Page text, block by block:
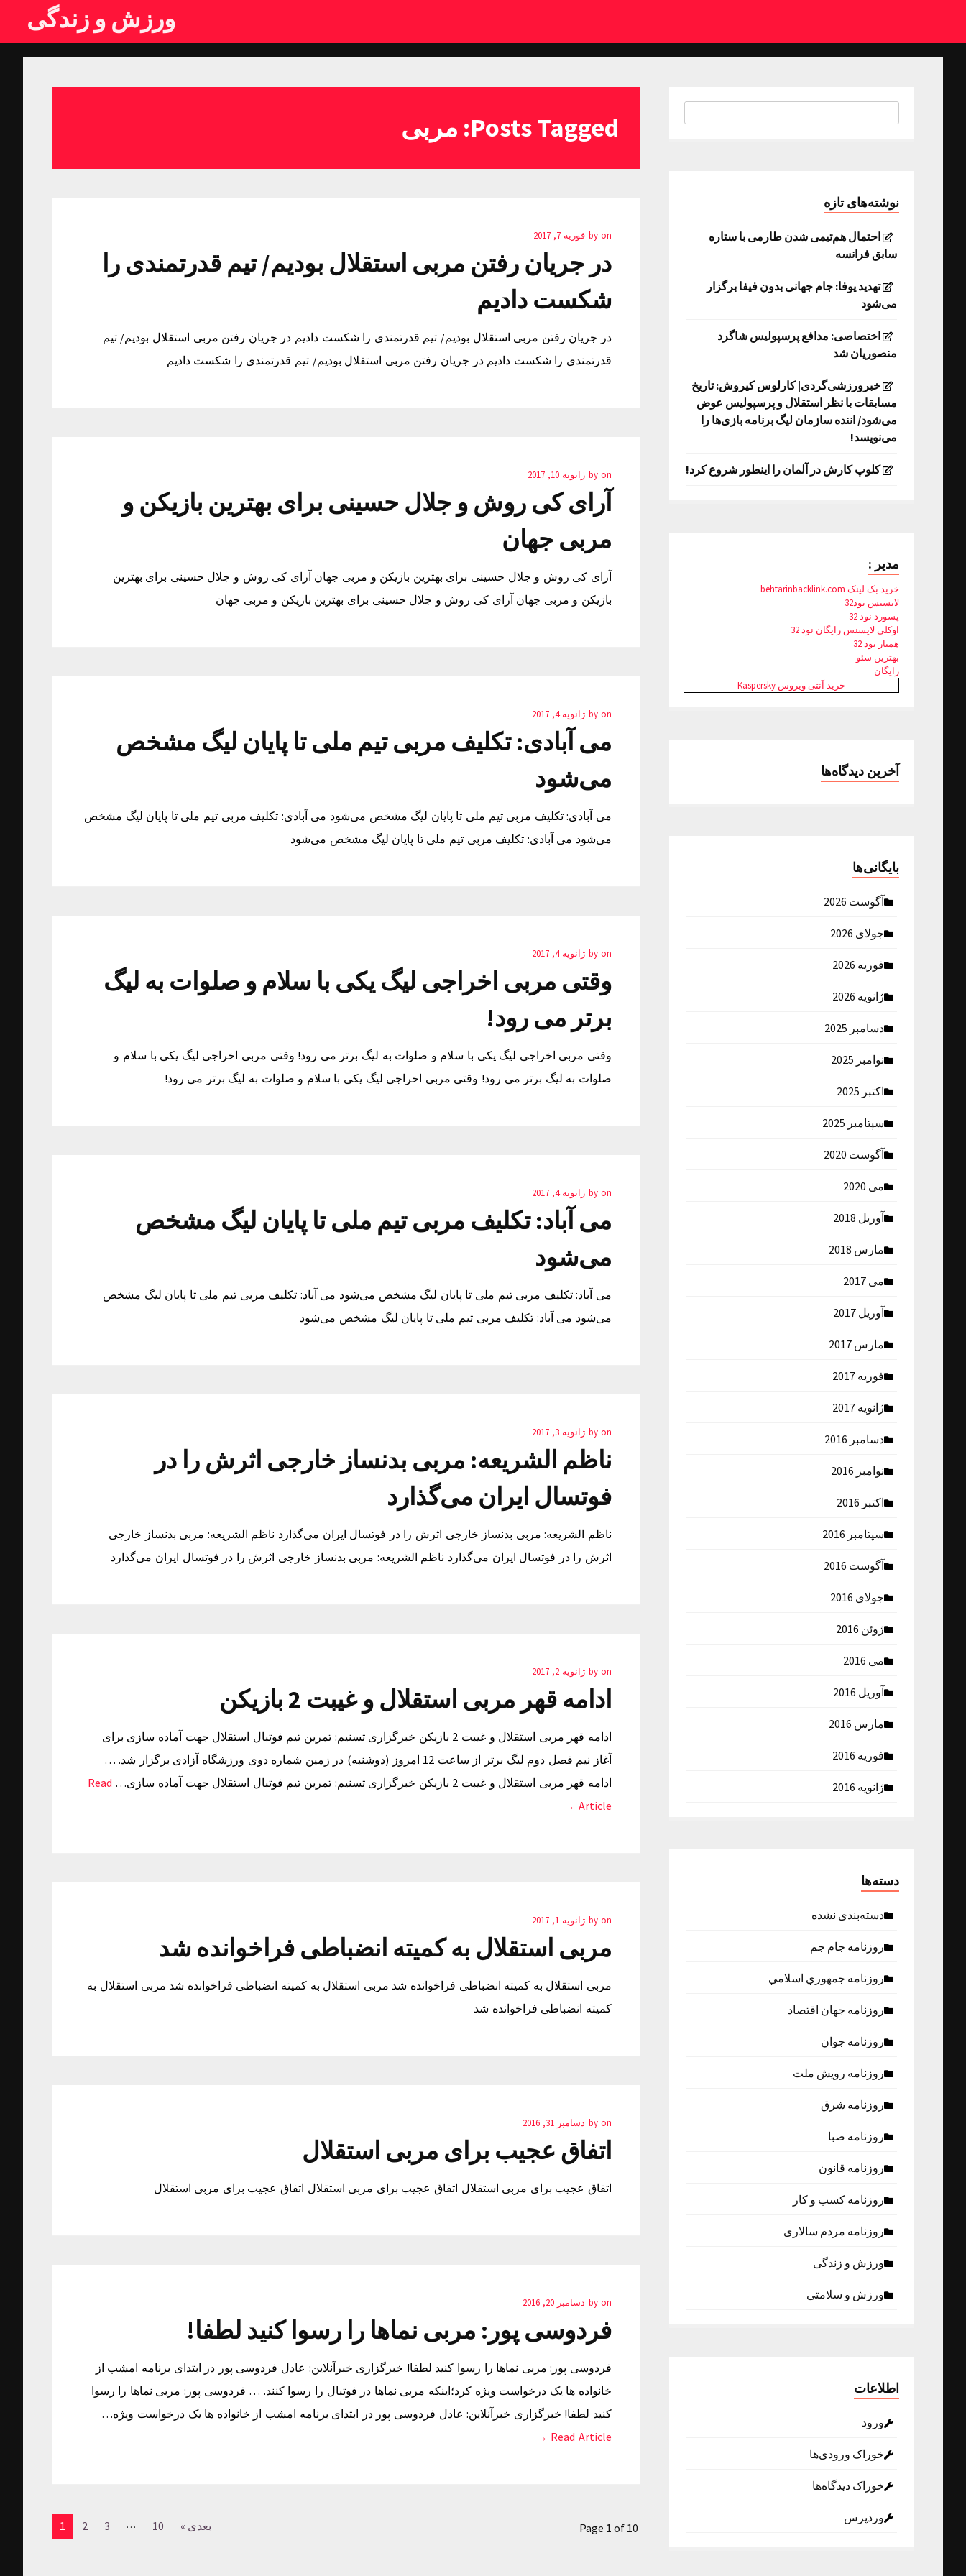
ورزش و زندگی
Posts Tagged: مربی
by on فوریه 7, 2017
در جریان رفتن مربی استقلال بودیم/ تیم قدرتمندی را
شکست دادیم
در جریان رفتن مربی استقلال بودیم/ تیم قدرتمندی را شکست دادیم در جریان رفتن مربی استقلال بودیم/ تیم
قدرتمندی را شکست دادیم در جریان رفتن مربی استقلال بودیم/ تیم قدرتمندی را شکست دادیم
by on ژانویه 10, 2017
آرای کی روش و جلال حسینی برای بهترین بازیکن و
مربی جهان
آرای کی روش و جلال حسینی برای بهترین بازیکن و مربی جهان آرای کی روش و جلال حسینی برای بهترین
بازیکن و مربی جهان آرای کی روش و جلال حسینی برای بهترین بازیکن و مربی جهان
by on ژانویه 4, 2017
می آبادی: تکلیف مربی تیم ملی تا پایان لیگ مشخص
می‌شود
می آبادی: تکلیف مربی تیم ملی تا پایان لیگ مشخص می‌شود می آبادی: تکلیف مربی تیم ملی تا پایان لیگ مشخص
می‌شود می آبادی: تکلیف مربی تیم ملی تا پایان لیگ مشخص می‌شود
by on ژانویه 4, 2017
وقتی مربی اخراجی لیگ یکی با سلام و صلوات به لیگ
برتر می رود!
وقتی مربی اخراجی لیگ یکی با سلام و صلوات به لیگ برتر می رود! وقتی مربی اخراجی لیگ یکی با سلام و
صلوات به لیگ برتر می رود! وقتی مربی اخراجی لیگ یکی با سلام و صلوات به لیگ برتر می رود!
by on ژانویه 4, 2017
می آباد: تکلیف مربی تیم ملی تا پایان لیگ مشخص
می‌شود
می آباد: تکلیف مربی تیم ملی تا پایان لیگ مشخص می‌شود می آباد: تکلیف مربی تیم ملی تا پایان لیگ مشخص
می‌شود می آباد: تکلیف مربی تیم ملی تا پایان لیگ مشخص می‌شود
by on ژانویه 3, 2017
ناظم الشریعه: مربی بدنساز خارجی اثرش را در
فوتسال ایران می‌گذارد
ناظم الشریعه: مربی بدنساز خارجی اثرش را در فوتسال ایران می‌گذارد ناظم الشریعه: مربی بدنساز خارجی
اثرش را در فوتسال ایران می‌گذارد ناظم الشریعه: مربی بدنساز خارجی اثرش را در فوتسال ایران می‌گذارد
by on ژانویه 2, 2017
ادامه قهر مربی استقلال و غیبت 2 بازیکن
ادامه قهر مربی استقلال و غیبت 2 بازیکن خبرگزاری تسنیم: تمرین تیم فوتبال استقلال جهت آماده سازی برای
آغاز نیم فصل دوم لیگ برتر از ساعت 12 امروز (دوشنبه) در زمین شماره دوی ورزشگاه آزادی برگزار شد. …
ادامه قهر مربی استقلال و غیبت 2 بازیکن خبرگزاری تسنیم: تمرین تیم فوتبال استقلال جهت آماده سازی…
Read
Article →
by on ژانویه 1, 2017
مربی استقلال به کمیته انضباطی فراخوانده شد
مربی استقلال به کمیته انضباطی فراخوانده شد مربی استقلال به کمیته انضباطی فراخوانده شد مربی استقلال به
کمیته انضباطی فراخوانده شد
by on دسامبر 31, 2016
اتفاق عجیب برای مربی استقلال
اتفاق عجیب برای مربی استقلال اتفاق عجیب برای مربی استقلال اتفاق عجیب برای مربی استقلال
by on دسامبر 20, 2016
فردوسی پور: مربی نماها را رسوا کنید لطفا!
فردوسی پور: مربی نماها را رسوا کنید لطفا! خبرگزاری خبرآنلاین: عادل فردوسی پور در ابتدای برنامه امشب از
خانواده ها یک درخواست ویژه کرد؛اینکه مربی نماها در فوتبال را رسوا کنند. … فردوسی پور: مربی نماها را رسوا
کنید لطفا! خبرگزاری خبرآنلاین: عادل فردوسی پور در ابتدای برنامه امشب از خانواده ها یک درخواست ویژه…
Read Article →
1 2 3 … 10 بعدی » Page 1 of 10
نوشته‌های تازه
احتمال هم‌تیمی شدن طارمی با ستاره
سابق فرانسه
تهدید یوفا: جام جهانی بدون فیفا برگزار
می‌شود
اختصاصی: مدافع پرسپولیس شاگرد
منصوریان شد
خبرورزشی‌گردی| کارلوس کیروش: تاریخ
مسابقات با نظر استقلال و پرسپولیس عوض
می‌شود/ اننده سازمان لیگ برنامه بازی‌ها را
می‌نویسد!
کلوپ کارش در آلمان را اینطور شروع کرد!
مدیر :
خرید بک لینک behtarinbacklink.com
لایسنس نود32
پسورد نود 32
اوکلی لایسنس رایگان نود 32
همیار نود 32
بهترین سئو
رایگان
خرید آنتی ویروس Kaspersky
آخرین دیدگاه‌ها
بایگانی‌ها
آگوست 2026
جولای 2026
فوریه 2026
ژانویه 2026
دسامبر 2025
نوامبر 2025
اکتبر 2025
سپتامبر 2025
آگوست 2020
می 2020
آوریل 2018
مارس 2018
می 2017
آوریل 2017
مارس 2017
فوریه 2017
ژانویه 2017
دسامبر 2016
نوامبر 2016
اکتبر 2016
سپتامبر 2016
آگوست 2016
جولای 2016
ژوئن 2016
می 2016
آوریل 2016
مارس 2016
فوریه 2016
ژانویه 2016
دسته‌ها
دسته‌بندی نشده
روزنامه جام جم
روزنامه جمهوري اسلامي
روزنامه جهان اقتصاد
روزنامه جوان
روزنامه رویش ملت
روزنامه شرق
روزنامه صبا
روزنامه قانون
روزنامه كسب و كار
روزنامه مردم سالاری
ورزش و زندگی
ورزش و سلامتی
اطلاعات
ورود
خوراک ورودی‌ها
خوراک دیدگاه‌ها
وردپرس